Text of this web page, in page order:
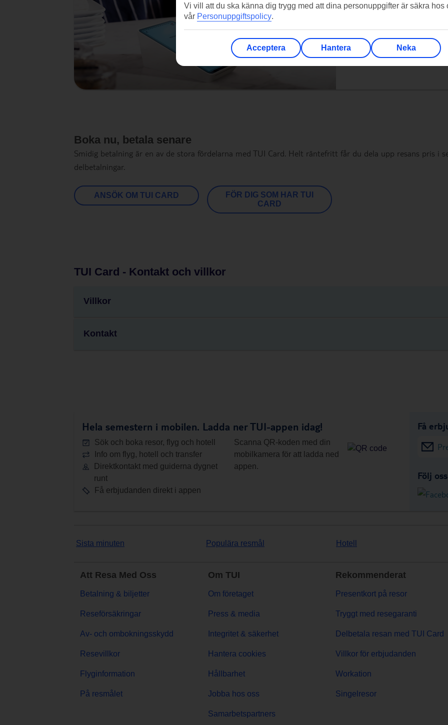
TUI Card är ett samarbete med
några få enkla uppgifter och får
Boka nu, betala senare
Smidig betalning är en av de stora fördelarna med TUI Card. Helt räntefritt får du dela upp resans pris i
delbetalningar.
ANSÖK OM TUI CARD
FÖR DIG SOM HAR TUI
CARD
TUI Card - Kontakt och villkor
Villkor
Kontakt
Hela semestern i mobilen. Ladda ner TUI-appen idag!
Sök och boka resor, flyg och hotell
Info om flyg, hotell och transfer
Direktkontakt med guiderna dygnet
runt
Få erbjudanden direkt i appen
Scanna QR-koden med din
mobilkamera för att ladda ned
appen.
Få
Följ
Sista minuten Populära resmål Hotell
Att Resa Med Oss
Betalning & biljetter
Reseförsäkringar
Av- och ombokningsskydd
Resevillkor
Flyginformation
På resmålet
Om TUI
Om företaget
Press & media
Integritet & säkerhet
Hantera cookies
Hållbarhet
Jobba hos oss
Samarbetspartners
Rekommenderat
Presentkort på resor
Tryggt med resegaranti
Delbetala resan med TUI Card
Villkor för erbjudanden
Workation
Singelresor
Vi vill att du ska känna dig trygg med att dina personuppgifter är säkra hos
vår Personuppgiftspolicy.
Acceptera Hantera Neka